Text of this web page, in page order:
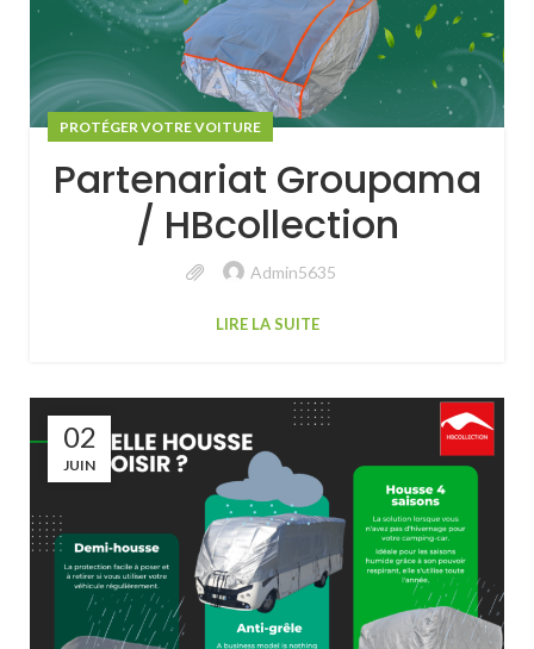
PROTÉGER VOTRE VOITURE
Partenariat Groupama
/ HBcollection
Admin5635
LIRE LA SUITE
02
JUIN